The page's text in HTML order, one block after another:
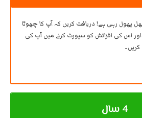
پھول رہی ہے! دریافت کریں کہ آپ کا چھوٹا
اس کی افزائش کو سپورٹ کرنے میں آپ کی
کریں۔
4 سال